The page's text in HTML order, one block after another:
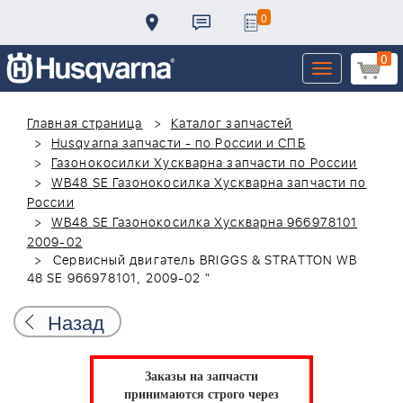
0
0
Toggle
navigation
Главная страница
Каталог запчастей
Husqvarna запчасти - по России и СПБ
Газонокосилки Хускварна запчасти по России
WB48 SE Газонокосилка Хускварна запчасти по
России
WB48 SE Газонокосилка Хускварна 966978101
2009-02
Сервисный двигатель BRIGGS & STRATTON WB
48 SE 966978101, 2009-02 "
Назад
Заказы на запчасти
принимаются строго через